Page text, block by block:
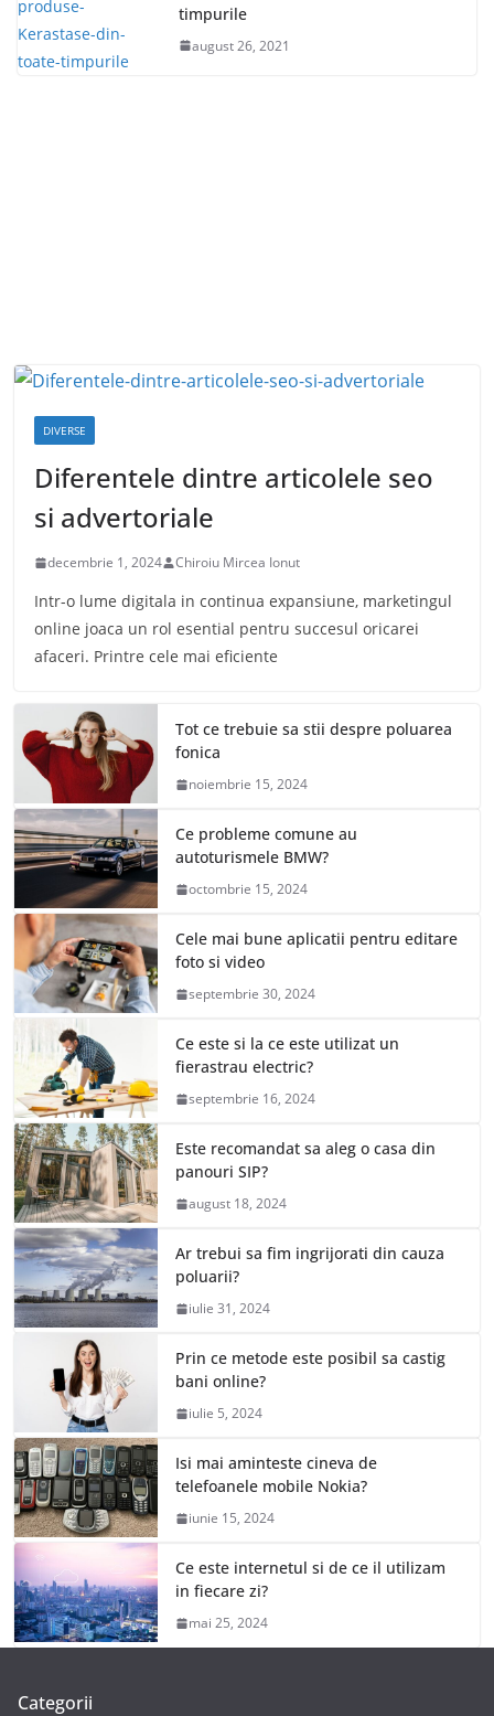
timpurile
august 26, 2021
DIVERSE
Diferentele dintre articolele seo
si advertoriale
decembrie 1, 2024 Chiroiu Mircea Ionut
Intr-o lume digitala in continua expansiune, marketingul
online joaca un rol esential pentru succesul oricarei
afaceri. Printre cele mai eficiente
Tot ce trebuie sa stii despre poluarea
fonica
noiembrie 15, 2024
Ce probleme comune au
autoturismele BMW?
octombrie 15, 2024
Cele mai bune aplicatii pentru editare
foto si video
septembrie 30, 2024
Ce este si la ce este utilizat un
fierastrau electric?
septembrie 16, 2024
Este recomandat sa aleg o casa din
panouri SIP?
august 18, 2024
Ar trebui sa fim ingrijorati din cauza
poluarii?
iulie 31, 2024
Prin ce metode este posibil sa castig
bani online?
iulie 5, 2024
Isi mai aminteste cineva de
telefoanele mobile Nokia?
iunie 15, 2024
Ce este internetul si de ce il utilizam
in fiecare zi?
mai 25, 2024
Categorii